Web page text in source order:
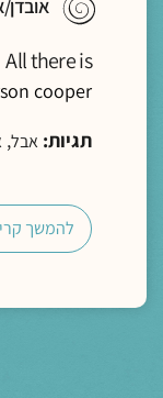
All there is
cooper
תגיות: אבל,
להמשך